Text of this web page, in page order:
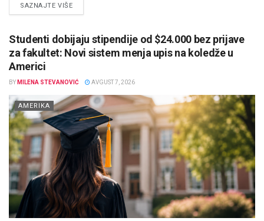
SAZNAJTE VIŠEDETAILS
Studenti dobijaju stipendije od $24.000 bez prijave
za fakultet: Novi sistem menja upis na koledže u
Americi
BY MILENA STEVANOVIĆ AVGUST 7, 2026
AMERIKA